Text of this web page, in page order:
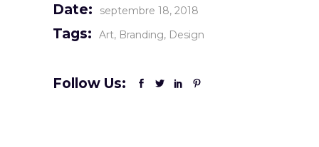
Date: septembre 18, 2018
Tags: Art Branding Design
Follow Us: